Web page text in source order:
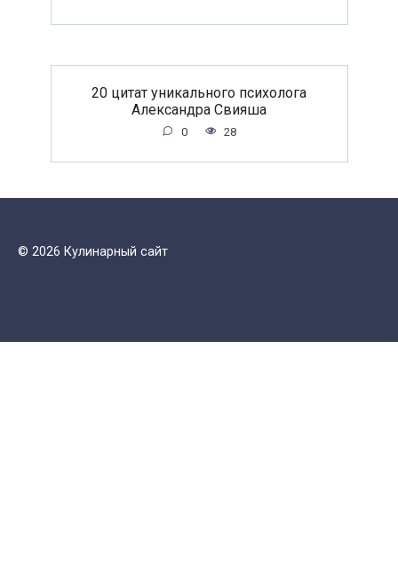
20 цитат уникального психолога
Александра Свияша
0 28
© 2026 Кулинарный сайт